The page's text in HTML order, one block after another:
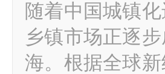
随着中国城镇
乡镇市场正逐
海。根据全球